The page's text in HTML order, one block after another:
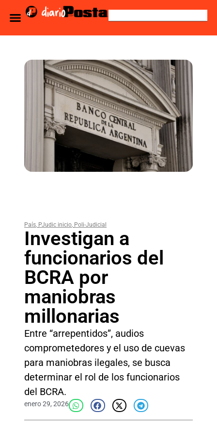
País, PJudic inicio, Poli-Judicial
Investigan a
funcionarios del
BCRA por
maniobras
millonarias
Entre “arrepentidos”, audios
comprometedores y el uso de cuevas
para maniobras ilegales, se busca
determinar el rol de los funcionarios
del BCRA.
enero 29, 2026